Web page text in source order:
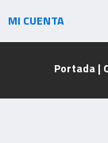
MI CUENTA
Portada |